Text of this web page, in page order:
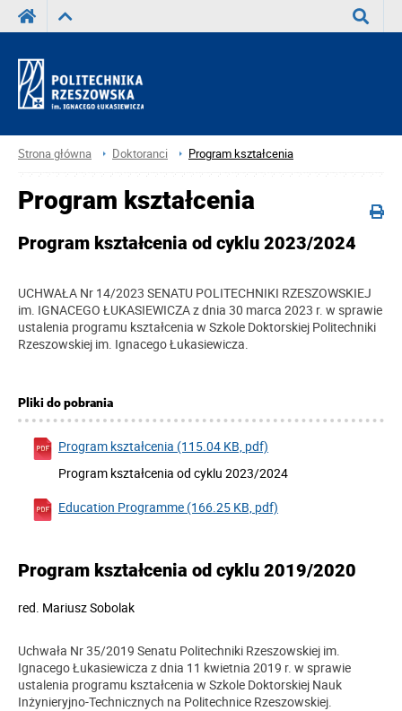
Strona główna Doktoranci Program kształcenia
Program kształcenia
Program kształcenia od cyklu 2023/2024
UCHWAŁA Nr 14/2023 SENATU POLITECHNIKI RZESZOWSKIEJ
im. IGNACEGO ŁUKASIEWICZA z dnia 30 marca 2023 r. w sprawie
ustalenia programu kształcenia w Szkole Doktorskiej Politechniki
Rzeszowskiej im. Ignacego Łukasiewicza.
Pliki do pobrania
Program kształcenia (115.04 KB, pdf)
Program kształcenia od cyklu 2023/2024
Education Programme (166.25 KB, pdf)
Program kształcenia od cyklu 2019/2020
red. Mariusz Sobolak
Uchwała Nr 35/2019 Senatu Politechniki Rzeszowskiej im.
Ignacego Łukasiewicza z dnia 11 kwietnia 2019 r. w sprawie
ustalenia programu kształcenia w Szkole Doktorskiej Nauk
Inżynieryjno-Technicznych na Politechnice Rzeszowskiej.